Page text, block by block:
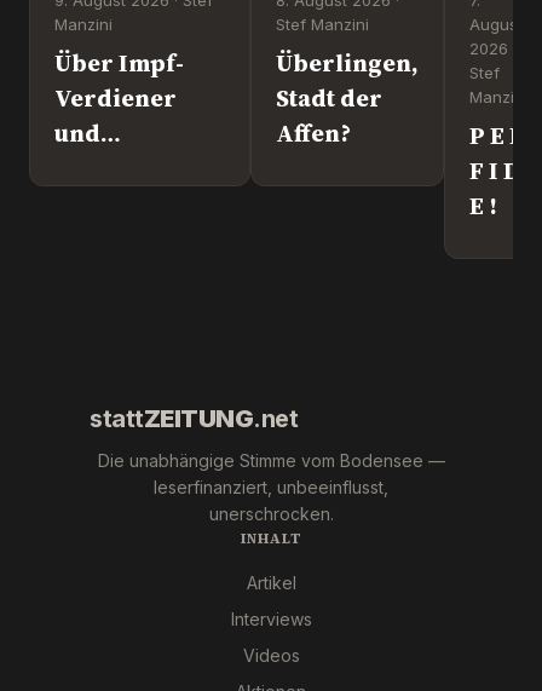
Manzini
Über Impf-
Verdiener
und
Stef Manzini
Überlingen,
Stadt der
Affen?
August
2026 ·
Stef
Manzini
P E R
F I D
E !
stattZEITUNG.net
Die unabhängige Stimme vom Bodensee —
leserfinanziert, unbeeinflusst,
unerschrocken.
INHALT
Artikel
Interviews
Videos